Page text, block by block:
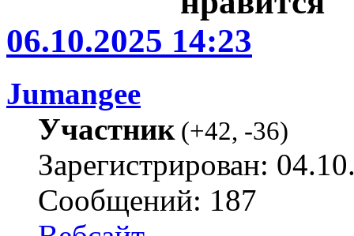
06.10.2025 14:23
Jumangee
Участник(+42, -36)
Зарегистрирован:
Сообщений: 187